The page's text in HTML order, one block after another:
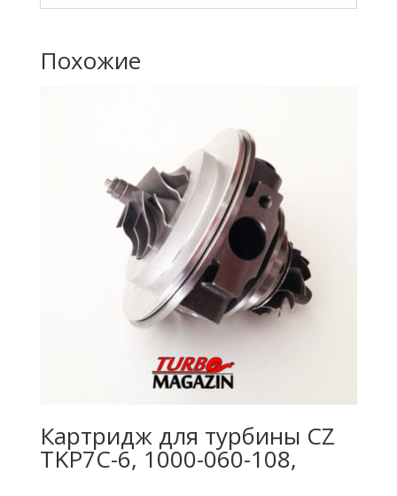
Похожие
Картридж для турбины CZ
TKP7C-6, 1000-060-108,